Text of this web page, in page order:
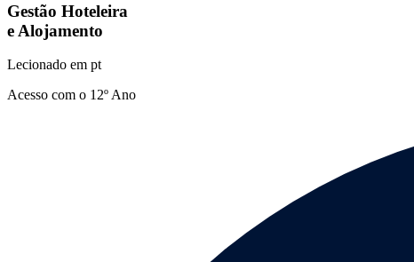
Gestão Hoteleira
e Alojamento
Lecionado em pt
Acesso com o 12º Ano